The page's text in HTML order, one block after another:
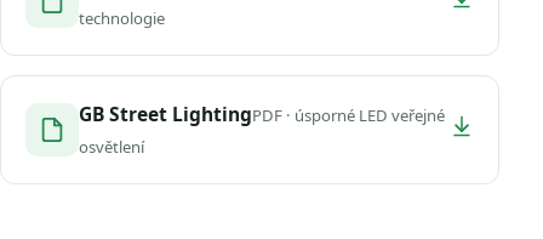
technologie
GB Street LightingPDF · úsporné LED veřejné
osvětlení